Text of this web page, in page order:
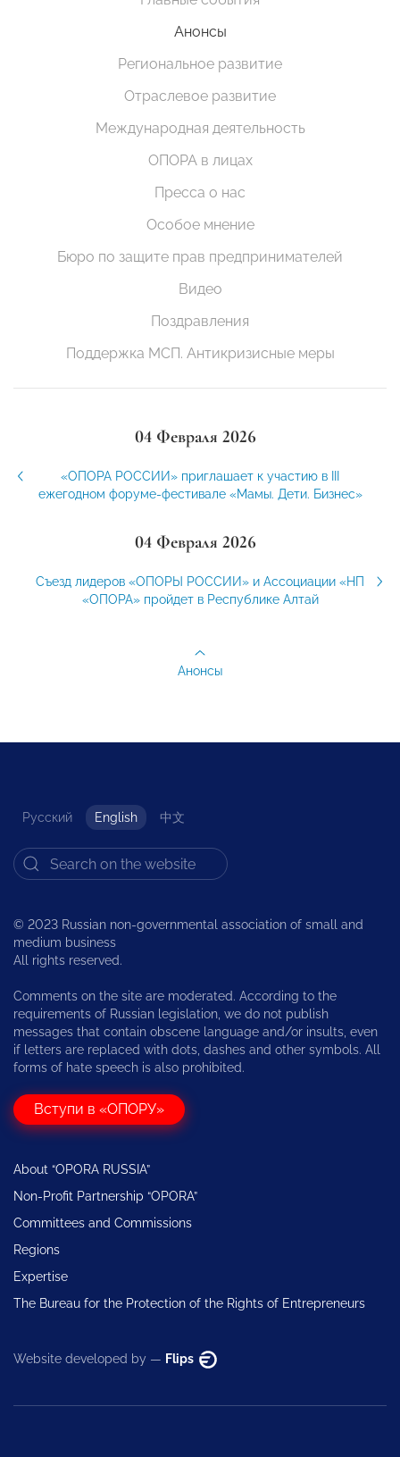
Анонсы
Региональное развитие
Отраслевое развитие
Международная деятельность
ОПОРА в лицах
Пресса о нас
Особое мнение
Бюро по защите прав предпринимателей
Видео
Поздравления
Поддержка МСП. Антикризисные меры
04 Февраля 2026
«ОПОРА РОССИИ» приглашает к участию в III
ежегодном форуме-фестивале «Мамы. Дети. Бизнес»
04 Февраля 2026
Съезд лидеров «ОПОРЫ РОССИИ» и Ассоциации «НП
«ОПОРА» пройдет в Республике Алтай
Анонсы
Русский English 中文
© 2023 Russian non-governmental association of small and
medium business
All rights reserved.
Comments on the site are moderated. According to the
requirements of Russian legislation, we do not publish
messages that contain obscene language and/or insults, even
if letters are replaced with dots, dashes and other symbols. All
forms of hate speech is also prohibited.
Вступи в «ОПОРУ»
About “OPORA RUSSIA”
Non-Profit Partnership “OPORA”
Committees and Commissions
Regions
Expertise
The Bureau for the Protection of the Rights of Entrepreneurs
Website developed by — Flips